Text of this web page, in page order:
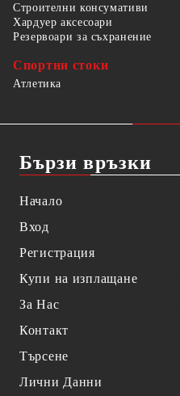
Строителни консумативи
Хардуер аксесоари
Резервоари за съхранение
Спортни стоки
Атлетика
Бързи връзки
Начало
Вход
Регистрация
Купи на изплащане
За Нас
Контакт
Търсене
Лични Данни